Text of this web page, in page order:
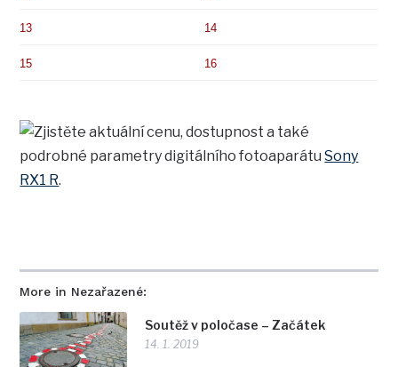
More in Nezařazené:
Soutěž v poločase – Začátek
14. 1. 2019
13 14
15 16
Zjistěte aktuální cenu, dostupnost a také
podrobné parametry digitálního fotoaparátuSony
RX1 R.